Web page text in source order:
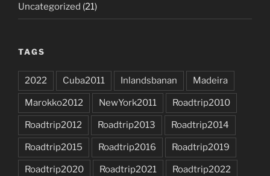
Uncategorized (21)
TAGS
2022 Cuba2011 Inlandsbanan Madeira
Marokko2012 NewYork2011 Roadtrip2010
Roadtrip2012 Roadtrip2013 Roadtrip2014
Roadtrip2015 Roadtrip2016 Roadtrip2019
Roadtrip2020 Roadtrip2021 Roadtrip2022